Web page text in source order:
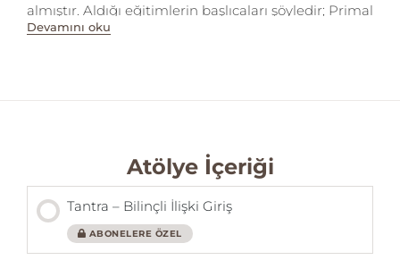
almıştır. Aldığı eğitimlerin başlıcaları şöyledir; Primal
and teenage deconditioning Therapy ( Premartha –
Constellation (Svagito) -Tantra Love and Exctasy
(Margot Anand). Swami Dhyan Arham'ın Türk milli
takımlar da dahil olmak üzere, çoğu Galatasaray
erkek A takımında, 24 yıllık profesyonel basketbol
koçlugu tecrübesi de bulunmaktadır.
Devamını oku
Atölye İçeriği
Tantra – Bilinçli İlişki Giriş
ABONELERE ÖZEL